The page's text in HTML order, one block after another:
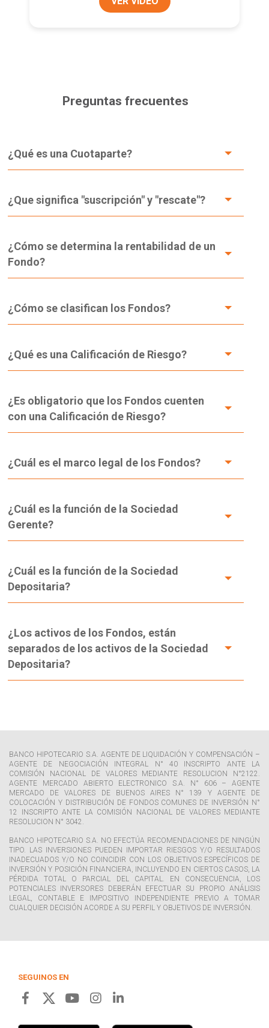
Preguntas frecuentes
¿Qué es una Cuotaparte?
¿Que significa "suscripción" y "rescate"?
¿Cómo se determina la rentabilidad de un
Fondo?
¿Cómo se clasifican los Fondos?
¿Qué es una Calificación de Riesgo?
¿Es obligatorio que los Fondos cuenten
con una Calificación de Riesgo?
¿Cuál es el marco legal de los Fondos?
¿Cuál es la función de la Sociedad
Gerente?
¿Cuál es la función de la Sociedad
Depositaria?
¿Los activos de los Fondos, están
separados de los activos de la Sociedad
Depositaria?
BANCO HIPOTECARIO S.A. AGENTE DE LIQUIDACIÓN Y COMPENSACIÓN –
AGENTE DE NEGOCIACIÓN INTEGRAL N° 40 INSCRIPTO ANTE LA
COMISIÓN NACIONAL DE VALORES MEDIANTE RESOLUCION N°2122.
AGENTE MERCADO ABIERTO ELECTRONICO S.A. N° 606 – AGENTE
MERCADO DE VALORES DE BUENOS AIRES N° 139 Y AGENTE DE
COLOCACIÓN Y DISTRIBUCIÓN DE FONDOS COMUNES DE INVERSIÓN N°
12 INSCRIPTO ANTE LA COMISIÓN NACIONAL DE VALORES MEDIANTE
RESOLUCION N° 3042.
BANCO HIPOTECARIO S.A. NO EFECTÚA RECOMENDACIONES DE NINGÚN
TIPO. LAS INVERSIONES PUEDEN IMPORTAR RIESGOS Y/O RESULTADOS
INADECUADOS Y/O NO COINCIDIR CON LOS OBJETIVOS ESPECÍFICOS DE
INVERSIÓN Y POSICIÓN FINANCIERA, INCLUYENDO EN CIERTOS CASOS, LA
PÉRDIDA TOTAL O PARCIAL DEL CAPITAL. EN CONSECUENCIA, LOS
POTENCIALES INVERSORES DEBERÁN EFECTUAR SU PROPIO ANÁLISIS
LEGAL, CONTABLE E IMPOSITIVO INDEPENDIENTE PREVIO A TOMAR
CUALQUIER DECISIÓN ACORDE A SU PERFIL Y OBJETIVOS DE INVERSIÓN.
SEGUINOS EN